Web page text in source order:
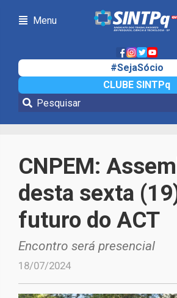
Menu
#SejaSócio
CLUBE SINTPq
Notícias
CNPEM:
desta sexta
futuro do ACT
Encontro será presencial
18/07/2024